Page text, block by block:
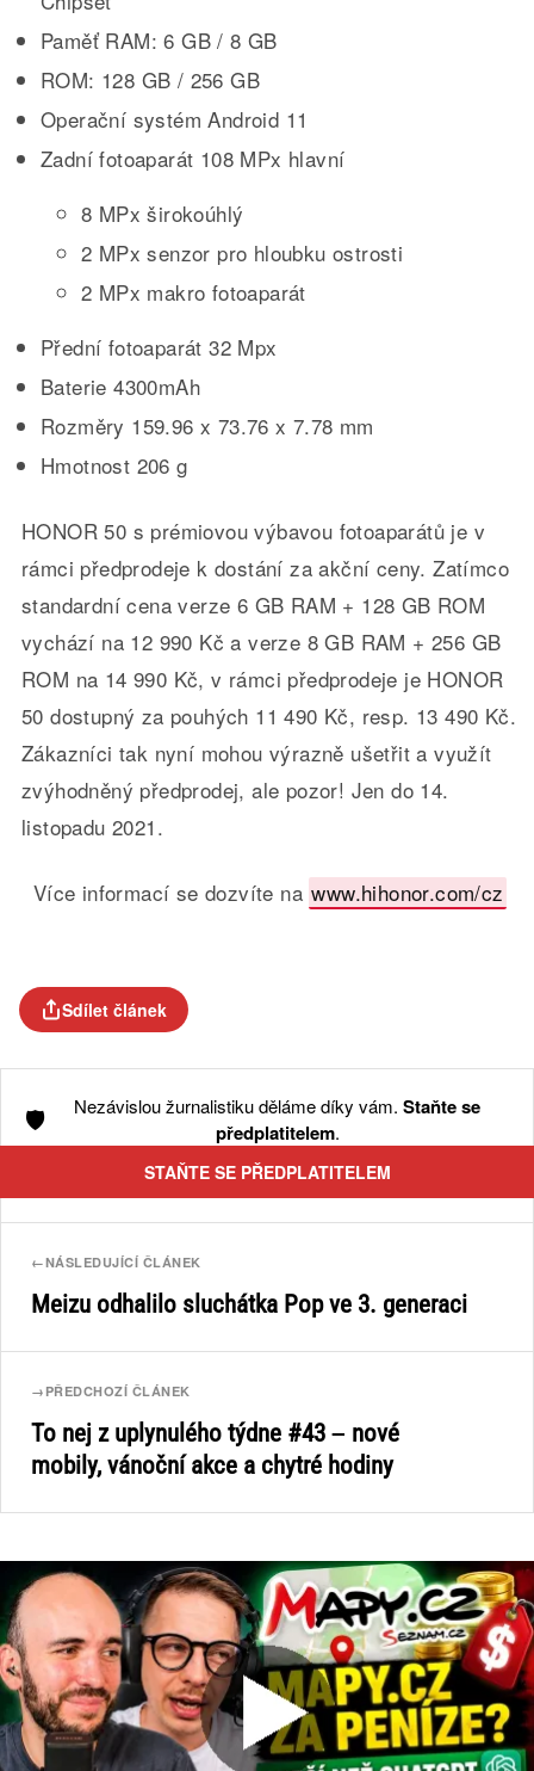
Paměť RAM: 6 GB / 8 GB
ROM: 128 GB / 256 GB
Operační systém Android 11
Zadní fotoaparát 108 MPx hlavní
8 MPx širokoúhlý
2 MPx senzor pro hloubku ostrosti
2 MPx makro fotoaparát
Přední fotoaparát 32 Mpx
Baterie 4300mAh
Rozměry 159.96 x 73.76 x 7.78 mm
Hmotnost 206 g
HONOR 50 s prémiovou výbavou fotoaparátů je v
rámci předprodeje k dostání za akční ceny. Zatímco
standardní cena verze 6 GB RAM + 128 GB ROM
vychází na 12 990 Kč a verze 8 GB RAM + 256 GB
ROM na 14 990 Kč, v rámci předprodeje je HONOR
50 dostupný za pouhých 11 490 Kč, resp. 13 490 Kč.
Zákazníci tak nyní mohou výrazně ušetřit a využít
zvýhodněný předprodej, ale pozor! Jen do 14.
listopadu 2021.
Více informací se dozvíte na www.hihonor.com/cz
Sdílet článek
🛡️ Nezávislou žurnalistiku děláme díky vám. Staňte se
předplatitelem.
STAŇTE SE PŘEDPLATITELEM
←NÁSLEDUJÍCÍ ČLÁNEK
Meizu odhalilo sluchátka Pop ve 3. generaci
→ PŘEDCHOZÍ ČLÁNEK
To nej z uplynulého týdne #43 – nové
mobily, vánoční akce a chytré hodiny